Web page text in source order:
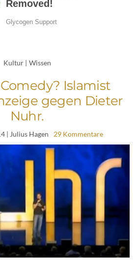
Kultur | Wissen
Islamist
gegen Dieter
Nuhr.
| Julius Hagen 29 Kommentare